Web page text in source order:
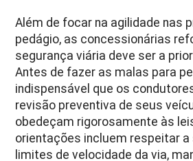
Além de focar na agilidade nas
pedágio, as concessionárias
segurança viária deve ser a
Antes de fazer as malas para
indispensável que os
revisão preventiva de seus
obedeçam rigorosamente às
orientações incluem respeitar a
limites de velocidade da via,